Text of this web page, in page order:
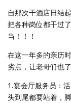
自那次干酒店日结
把各种岗位都干过
当！！！
在这一年多的亲历
劣点，让老哥们也
1.宴会厅服务员：
头到尾都要站着，